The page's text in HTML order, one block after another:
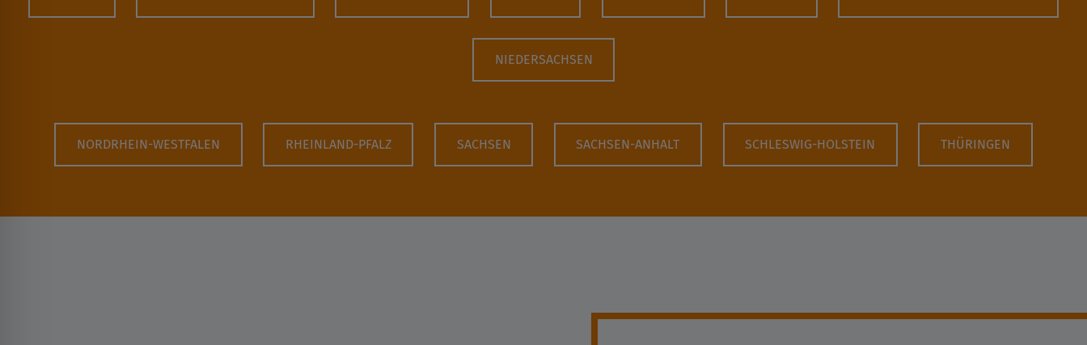
NIEDERSACHSEN
NORDRHEIN-WESTFALEN RHEINLAND-PFALZ SACHSEN SACHSEN-ANHALT SCHLESWIG-HOLSTEIN THÜRINGEN